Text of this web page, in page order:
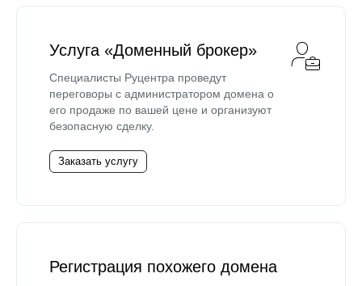
Услуга «Доменный брокер»
Специалисты Руцентра проведут
переговоры с администратором домена о
его продаже по вашей цене и организуют
безопасную сделку.
Заказать услугу
Регистрация похожего домена